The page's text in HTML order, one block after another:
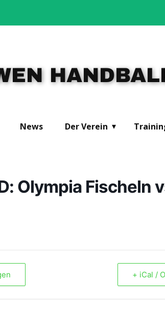
News Der Verein
Olympia Fischeln
+ iCal /